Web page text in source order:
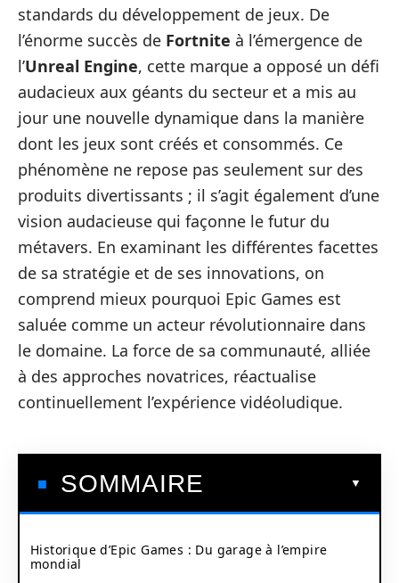
standards du développement de jeux. De
l’énorme succès de Fortnite à l’émergence de
l’Unreal Engine, cette marque a opposé un défi
audacieux aux géants du secteur et a mis au
jour une nouvelle dynamique dans la manière
dont les jeux sont créés et consommés. Ce
phénomène ne repose pas seulement sur des
produits divertissants ; il s’agit également d’une
vision audacieuse qui façonne le futur du
métavers. En examinant les différentes facettes
de sa stratégie et de ses innovations, on
comprend mieux pourquoi Epic Games est
saluée comme un acteur révolutionnaire dans
le domaine. La force de sa communauté, alliée
à des approches novatrices, réactualise
continuellement l’expérience vidéoludique.
SOMMAIRE
Historique d’Epic Games : Du garage à l’empire
mondial